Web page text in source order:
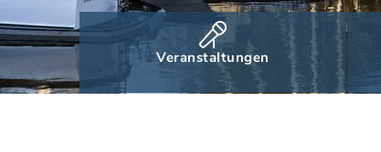
Veranstaltungen